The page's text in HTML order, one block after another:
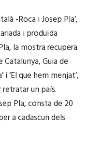
-Roca i Josep Pla’,
i produïda
la mostra recupera
Guia de
‘El que hem menjat’,
un país.
Pla, consta de 20
a cadascun dels